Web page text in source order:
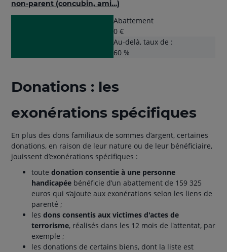
non-parent (concubin, ami…)
Abattement
0 €
Au-delà, taux de :
60 %
Donations : les
exonérations spécifiques
En plus des dons familiaux de sommes d’argent, certaines
donations, en raison de leur nature ou de leur bénéficiaire,
jouissent d’exonérations spécifiques :
toutedonation consentie à une personne
handicapée bénéficie d’un abattement de 159 325
euros qui s’ajoute aux exonérations selon les liens de
parenté ;
lesdons consentis aux victimes d'actes de
terrorisme, réalisés dans les 12 mois de l'attentat, par
exemple ;
les donations de certains biens, dont la liste est